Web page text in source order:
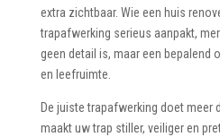
extra zichtbaar. Wie een huis
trapafwerking serieus aanpakt,
geen detail is, maar een bepalend
en leefruimte.
De juiste trapafwerking doet meer
maakt uw trap stiller, veiliger en